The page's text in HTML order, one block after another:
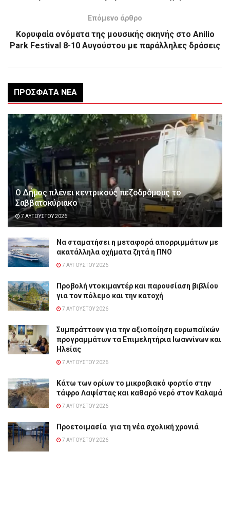
Επόμενο άρθρο
Κορυφαία ονόματα της μουσικής σκηνής στο Anilio
Park Festival 8-10 Αυγούστου με παράλληλες δράσεις
ΠΡΌΣΦΑΤΑ ΝΈΑ
Ο Δήμος πλένει κεντρικούς πεζοδρόμους το
Σαββατοκύριακο
7 ΑΥΓΟΎΣΤΟΥ 2026
Να σταματήσει η μεταφορά απορριμμάτων με
ακατάλληλα οχήματα ζητά η ΠΝΟ
7 ΑΥΓΟΎΣΤΟΥ 2026
Προβολή ντοκιμαντέρ και παρουσίαση βιβλίου
για τον πόλεμο και την κατοχή
7 ΑΥΓΟΎΣΤΟΥ 2026
Συμπράττουν για την αξιοποίηση ευρωπαϊκών
προγραμμάτων τα Επιμελητήρια Ιωαννίνων και
Ηλείας
7 ΑΥΓΟΎΣΤΟΥ 2026
Κάτω των ορίων το μικροβιακό φορτίο στην
τάφρο Λαψίστας και καθαρό νερό στον Καλαμά
7 ΑΥΓΟΎΣΤΟΥ 2026
Προετοιμασία για τη νέα σχολική χρονιά
7 ΑΥΓΟΎΣΤΟΥ 2026